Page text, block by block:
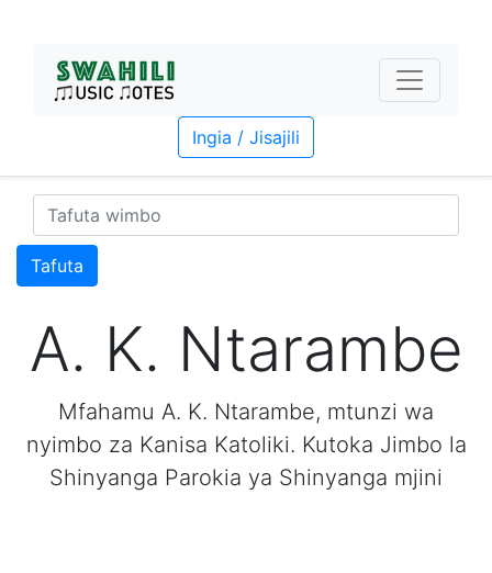
Ingia / Jisajili
Tafuta
A. K. Ntarambe
Mfahamu A. K. Ntarambe, mtunzi wa
nyimbo za Kanisa Katoliki. Kutoka Jimbo la
Shinyanga Parokia ya Shinyanga mjini